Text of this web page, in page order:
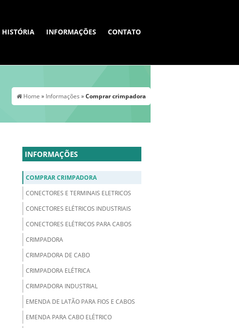
HISTÓRIA INFORMAÇÕES CONTATO
Home » Informações »Comprar crimpadora
INFORMAÇÕES
COMPRAR CRIMPADORA
CONECTORES E TERMINAIS ELETRICOS
CONECTORES ELÉTRICOS INDUSTRIAIS
CONECTORES ELÉTRICOS PARA CABOS
CRIMPADORA
CRIMPADORA DE CABO
CRIMPADORA ELÉTRICA
CRIMPADORA INDUSTRIAL
EMENDA DE LATÃO PARA FIOS E CABOS
EMENDA PARA CABO ELÉTRICO